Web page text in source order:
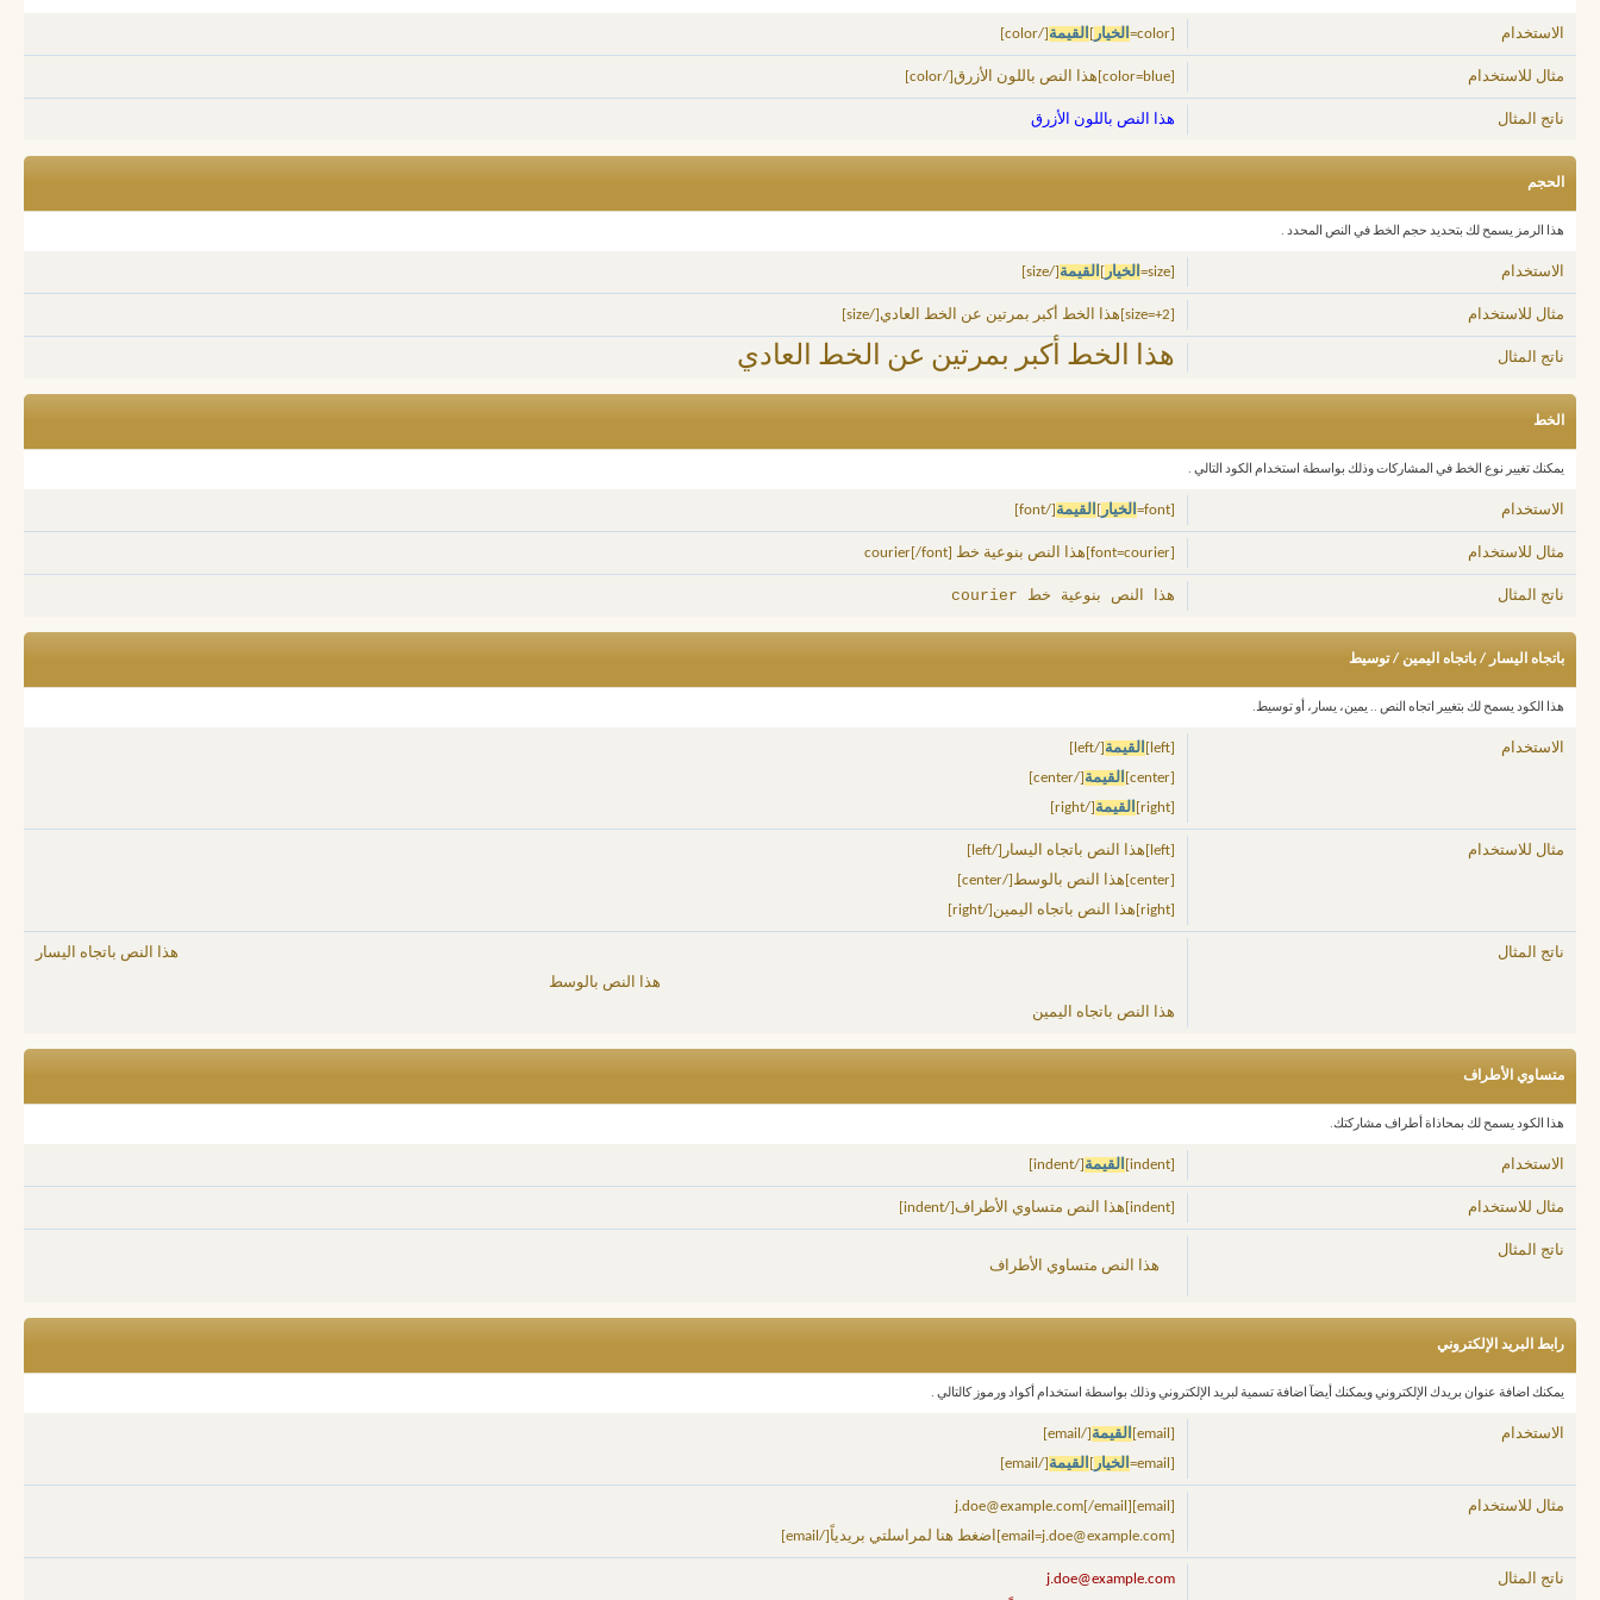
[color= الخيار] القيمة [/color] الاستخدام
[color=blue]هذا النص باللون الأزرق[/color] مثال للاستخدام
هذا النص باللون الأزرق ناتج المثال
الحجم
هذا الرمز يسمح لك بتحديد حجم الخط في النص المحدد .
[size= الخيار] القيمة [/size] الاستخدام
[size=+2]هذا الخط أكبر بمرتين عن الخط العادي[/size] مثال للاستخدام
هذا الخط أكبر بمرتين عن الخط العادي ناتج المثال
الخط
يمكنك تغيير نوع الخط في المشاركات وذلك بواسطة استخدام الكود التالي .
[font= الخيار] القيمة [/font] الاستخدام
[font=courier]هذا النص بنوعية خط courier[/font] مثال للاستخدام
هذا النص بنوعية خط courier ناتج المثال
باتجاه اليسار / باتجاه اليمين / توسيط
هذا الكود يسمح لك بتغيير اتجاه النص .. يمين، يسار، أو توسيط.
[left] القيمة [/left]
[center]
القيمة [/center]
[right]
القيمة [/right]
الاستخدام
[left]هذا النص باتجاه اليسار[/left]
[center]هذا النص بالوسط[/center]
[right]هذا النص باتجاه اليمين[/right]
مثال للاستخدام
هذا النص باتجاه اليسار
هذا النص بالوسط
هذا النص باتجاه اليمين
ناتج المثال
متساوي الأطراف
هذا الكود يسمح لك بمحاذاة أطراف مشاركتك.
[indent] القيمة [/indent] الاستخدام
[indent]هذا النص متساوي الأطراف[/indent] مثال للاستخدام
هذا النص متساوي الأطراف
ناتج المثال
رابط البريد الإلكتروني
يمكنك اضافة عنوان بريدك الإلكتروني ويمكنك أيضآ اضافة تسمية لبريد الإلكتروني وذلك بواسطة استخدام أكواد ورموز كالتالي .
[email] القيمة [/email]
[email=
الخيار] القيمة [/email]
الاستخدام
[email]j.doe@example.com[/email]
[email=j.doe@example.com]اضغط هنا لمراسلتي بريدياً[/email]
مثال للاستخدام
j.doe@example.com ناتج المثال